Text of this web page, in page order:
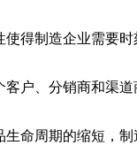
使得制造企业需要
客户、分销商和渠
生命周期的缩短，